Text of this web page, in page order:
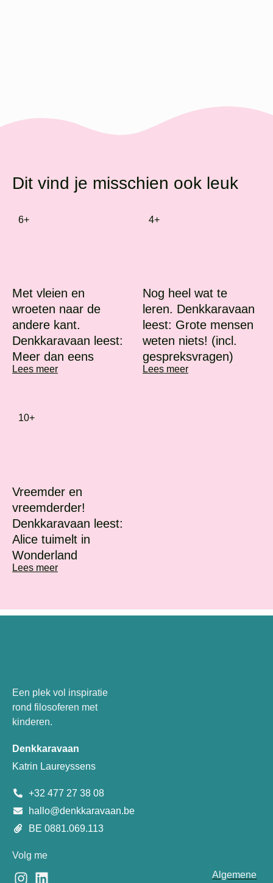
Dit vind je misschien ook leuk
6+
Met vleien en
wroeten naar de
andere kant.
Denkkaravaan leest:
Meer dan eens
Lees meer
4+
Nog heel wat te
leren. Denkkaravaan
leest: Grote mensen
weten niets! (incl.
gespreksvragen)
Lees meer
10+
Vreemder en
vreemderder!
Denkkaravaan leest:
Alice tuimelt in
Wonderland
Lees meer
Een plek vol inspiratie
rond filosoferen met
kinderen.
Denkkaravaan
Katrin Laureyssens
+32 477 27 38 08
hallo@denkkaravaan.be
BE 0881.069.113
Volg me
Algemene